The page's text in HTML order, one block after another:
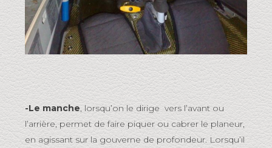
-Le manche, lorsqu’on le dirige vers l’avant ou
l’arrière, permet de faire piquer ou cabrer le planeur,
en agissant sur la gouverne de profondeur. Lorsqu’il